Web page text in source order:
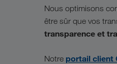
Nous optimisons
être sûr que vos
transparence et
Notre portail client